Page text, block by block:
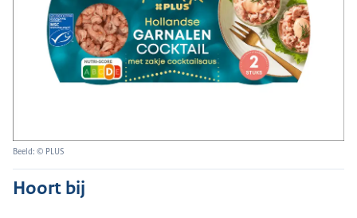
Beeld: © PLUS
Hoort bij